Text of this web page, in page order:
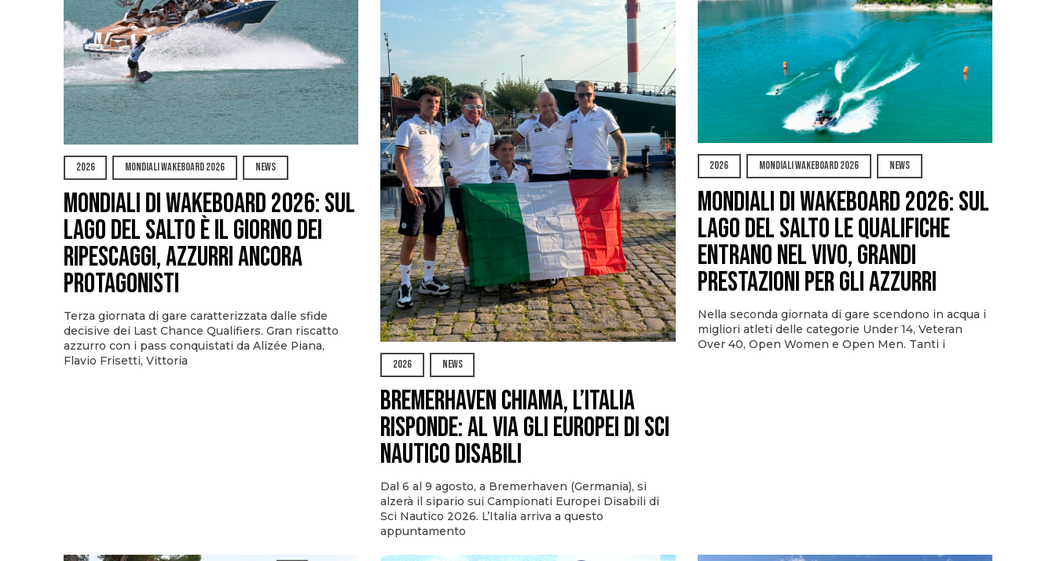
2026 MONDIALI WAKEBOARD 2026 NEWS
Mondiali di Wakeboard 2026: sul
Lago del Salto è il giorno dei
ripescaggi, azzurri ancora
protagonisti
Terza giornata di gare caratterizzata dalle sfide
decisive dei Last Chance Qualifiers. Gran riscatto
azzurro con i pass conquistati da Alizée Piana,
Flavio Frisetti, Vittoria
2026 NEWS
Bremerhaven chiama, l’Italia
risponde: al via gli Europei di Sci
Nautico Disabili
Dal 6 al 9 agosto, a Bremerhaven (Germania), si
alzerà il sipario sui Campionati Europei Disabili di
Sci Nautico 2026. L’Italia arriva a questo
appuntamento
2026 MONDIALI WAKEBOARD 2026 NEWS
Mondiali di Wakeboard 2026: sul
Lago del Salto le qualifiche
entrano nel vivo, grandi
prestazioni per gli azzurri
Nella seconda giornata di gare scendono in acqua i
migliori atleti delle categorie Under 14, Veteran
Over 40, Open Women e Open Men. Tanti i